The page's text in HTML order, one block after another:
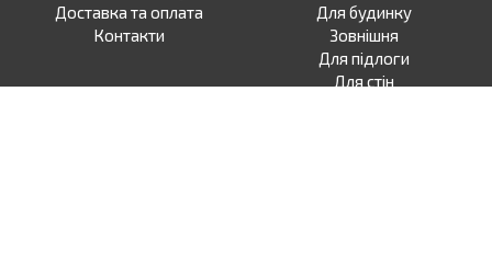
Доставка та оплата
Контакти
Для будинку
Зовнішня
Для підлоги
Для стін